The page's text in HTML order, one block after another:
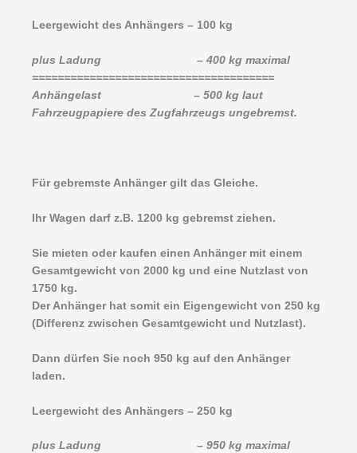
Leergewicht des Anhängers – 100 kg
plus Ladung – 400 kg maximal
======================================
Anhängelast – 500 kg laut
Fahrzeugpapiere des Zugfahrzeugs ungebremst.
Für gebremste Anhänger gilt das Gleiche.
Ihr Wagen darf z.B. 1200 kg gebremst ziehen.
Sie mieten oder kaufen einen Anhänger mit einem
Gesamtgewicht von 2000 kg und eine Nutzlast von
1750 kg.
Der Anhänger hat somit ein Eigengewicht von 250 kg
(Differenz zwischen Gesamtgewicht und Nutzlast).
Dann dürfen Sie noch 950 kg auf den Anhänger
laden.
Leergewicht des Anhängers – 250 kg
plus Ladung – 950 kg maximal